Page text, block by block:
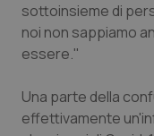
Provincia
Puglia
Infezioni &
Malattie rare
sottoinsieme di
noi non sappiamo
essere."
Una parte della
effettivamente